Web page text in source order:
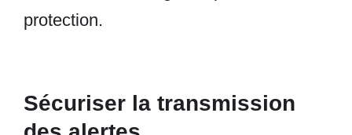
protection.
Sécuriser la transmission